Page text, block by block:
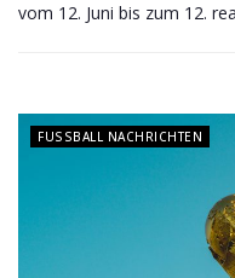
vom 12. Juni bis zum 12.
FUSSBALL NACHRICHTEN